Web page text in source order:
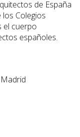
de España
los Colegios
el cuerpo
españoles.